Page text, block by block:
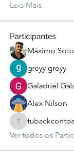
Leia Mais
Participantes
Máximo Soto
greyy greyy
Galadriel
Alex Nilson
tubackcontpalm1981
Ver todos os